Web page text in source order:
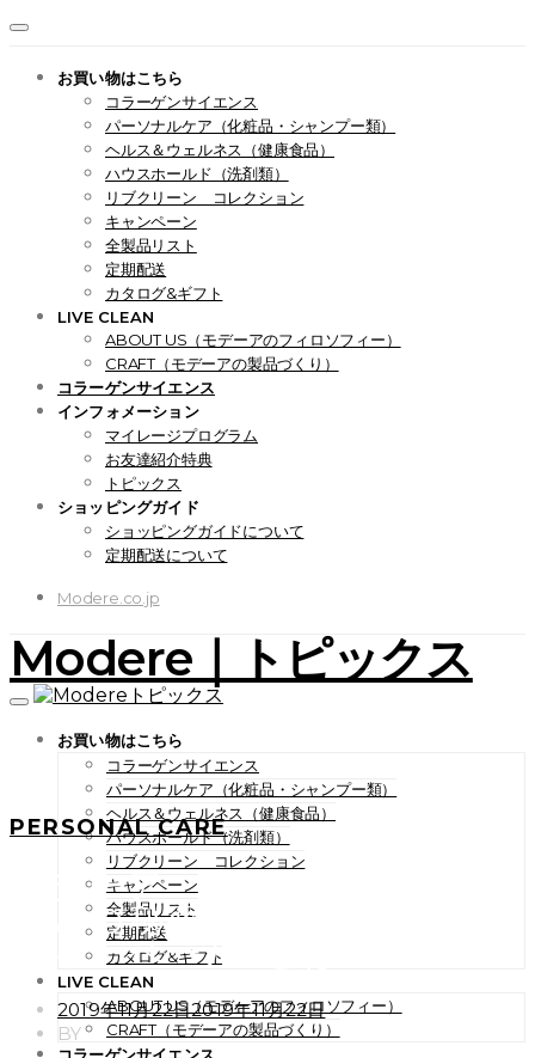
お買い物はこちら
コラーゲンサイエンス
パーソナルケア（化粧品・シャンプー類）
ヘルス＆ウェルネス（健康食品）
ハウスホールド（洗剤類）
リブクリーン コレクション
キャンペーン
全製品リスト
定期配送
カタログ&ギフト
LIVE CLEAN
ABOUT US（モデーアのフィロソフィー）
CRAFT（モデーアの製品づくり）
コラーゲンサイエンス
インフォメーション
マイレージプログラム
お友達紹介特典
トピックス
ショッピングガイド
ショッピングガイドについて
定期配送について
Modere.co.jp
Modere｜トピックス
お買い物はこちら
コラーゲンサイエンス
パーソナルケア（化粧品・シャンプー類）
ヘルス＆ウェルネス（健康食品）
ハウスホールド（洗剤類）
リブクリーン コレクション
キャンペーン
全製品リスト
定期配送
カタログ&ギフト
LIVE CLEAN
ABOUT US（モデーアのフィロソフィー）
CRAFT（モデーアの製品づくり）
PERSONAL CARE
モデーア セルプルーフ セ
ラムの秘密その１― “ビュー
ティーベール”とはー
POSTED
ON
2019年11月22日2019年11月22日
BY